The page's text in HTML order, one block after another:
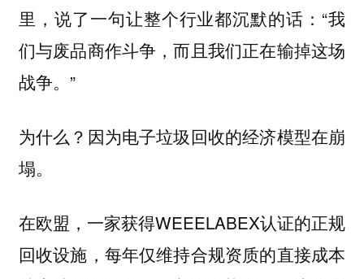
里，说了一句让整个行业都沉默的话：“我
们与废品商作斗争，而且我们正在输掉这场
战争。”
为什么？因为电子垃圾回收的经济模型在崩
塌。
在欧盟，一家获得WEEELABEX认证的正规
回收设施，每年仅维持合规资质的直接成本